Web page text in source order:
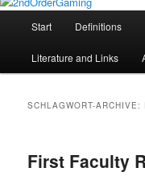
Zum
Inhalt
Zum
sekundären
Start Definitions
Literature and Links
SCHLAGWORT-ARCHIVE:
First Faculty